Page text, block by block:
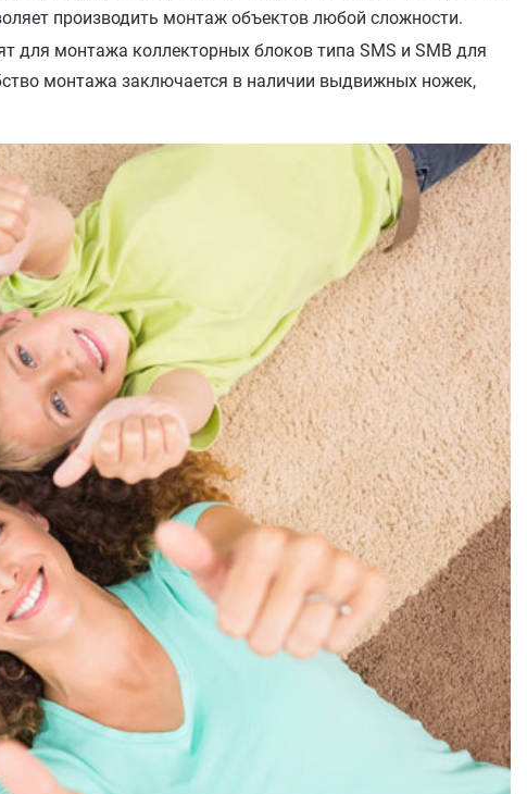
производить монтаж объектов любой сложности.
для монтажа коллекторных блоков типа SMS и SMB для
монтажа заключается в наличии выдвижных ножек,
высоту самого шкафа.